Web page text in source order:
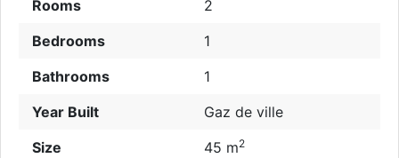
Rooms
2
Bedrooms
1
Bathrooms
1
Year Built
Gaz de ville
Size
45 m2